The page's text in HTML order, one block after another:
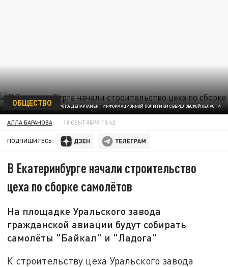
ФОТО: ДЕПАРТАМЕНТ ИНФОРМАЦИОННОЙ ПОЛИТИКИ СВЕРДЛОВСКОЙ ОБЛАСТИ
ОБЩЕСТВО
АЛЛА БАРАНОВА 18 СЕНТЯБРЯ 10:42
ПОДПИШИТЕСЬ:
В Екатеринбурге начали строительство
цеха по сборке самолётов
На площадке Уральского завода
гражданской авиации будут собирать
самолёты "Байкал" и "Ладога"
К строительству цеха Уральского завода